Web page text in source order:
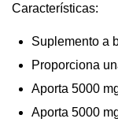
Características:
Suplemento a
Proporciona
Aporta 5000
Aporta 5000